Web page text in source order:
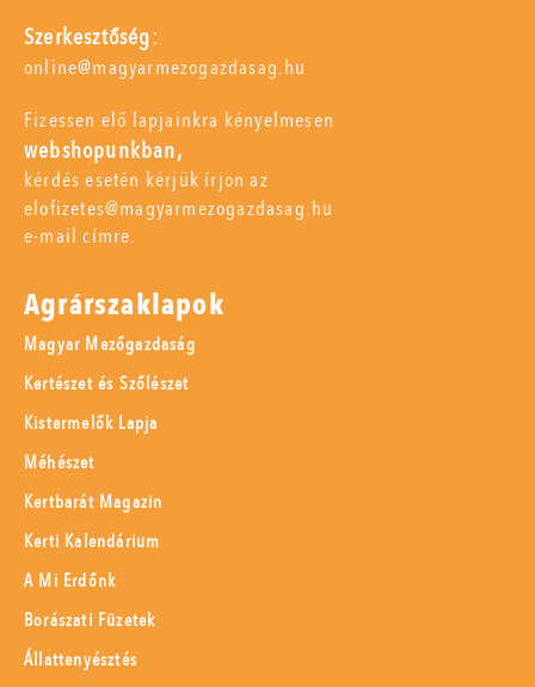
Szerkesztőség:
online@magyarmezogazdasag.hu
Fizessen elő lapjainkra kényelmesen
webshopunkban,
kérdés esetén kérjük írjon az
elofizetes@magyarmezogazdasag.hu
e-mail címre.
Agrárszaklapok
Magyar Mezőgazdaság
Kertészet és Szőlészet
Kistermelők Lapja
Méhészet
Kertbarát Magazin
Kerti Kalendárium
A Mi Erdőnk
Borászati Füzetek
Állattenyésztés